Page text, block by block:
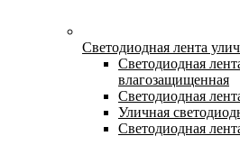
Светодиодная лента
Светодиодная
влагозащищенная
Светодиодная
Уличная
Светодиодная